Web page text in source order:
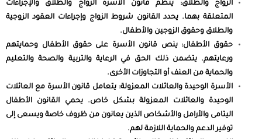
الزواج والطلاق: ينظم قانون الأسرة الزواج والطلاق والإجراءات
المتعلقة بهما. يحدد القانون شروط الزواج وإجراءات العقود الزوجية
والطلاق وحقوق الزوجين والأطفال.
حقوق الأطفال: ينص قانون الأسرة على حقوق الأطفال وحمايتهم
ورعايتهم. يتضمن ذلك الحق في الرعاية والتربية والصحة والتعليم
والحماية من العنف أو التجاوزات الأخرى.
الأسرة الوحيدة والعائلات المعزولة: يتعامل قانون الأسرة مع العائلات
الوحيدة والعائلات المعزولة بشكل خاص. يحمي القانون الأطفال
اليتامى والأرامل والأشخاص الذين يعانون من ظروف خاصة ويسعى إلى
توفير الدعم والحماية اللازمة لهم.